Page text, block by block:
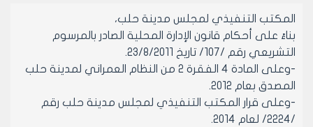
المكتب التنفيذي لمجلس مدينة حلب،
بناءً على أحكام قانون الإدارة المحلية الصادر بالمرسوم
التشريعي رقم /107/ تاريخ 23/8/2011.
-وعلى المادة 4 الفقرة 2 من النظام العمراني لمدينة حلب
المصدق بعام 2012.
-وعلى قرار المكتب التنفيذي لمجلس مدينة حلب رقم
/2224/ لعام 2014.